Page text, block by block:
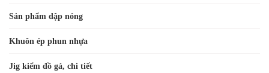
Sản phẩm dập nóng
Khuôn ép phun nhựa
Jig kiểm đồ gá, chi tiết